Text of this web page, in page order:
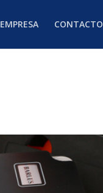
EMPRESA CONTACTO